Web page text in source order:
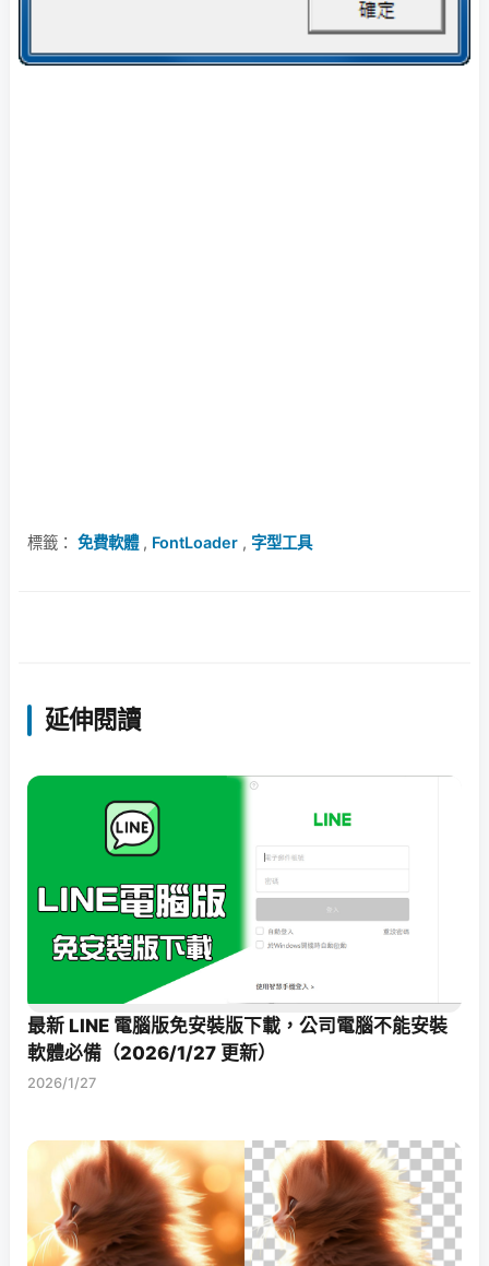
標籤： 免費軟體, FontLoader , 字型工具
延伸閱讀
最新 LINE 電腦版免安裝版下載，公司電腦不能安裝
軟體必備（2026/1/27 更新）
2026/1/27